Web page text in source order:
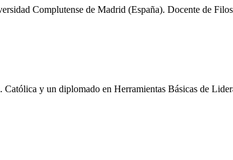
Complutense de Madrid (España). Docente de
y un diplomado en Herramientas Básicas de